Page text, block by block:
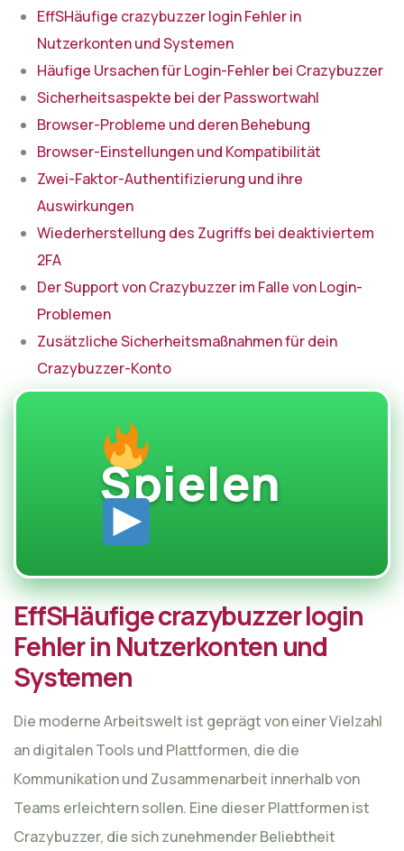
EffSHäufige crazybuzzer login Fehler in
Nutzerkonten und Systemen
Häufige Ursachen für Login-Fehler bei Crazybuzzer
Sicherheitsaspekte bei der Passwortwahl
Browser-Probleme und deren Behebung
Browser-Einstellungen und Kompatibilität
Zwei-Faktor-Authentifizierung und ihre
Auswirkungen
Wiederherstellung des Zugriffs bei deaktiviertem
2FA
Der Support von Crazybuzzer im Falle von Login-
Problemen
Zusätzliche Sicherheitsmaßnahmen für dein
Crazybuzzer-Konto
Spielen
EffSHäufige crazybuzzer login
Fehler in Nutzerkonten und
Systemen
Die moderne Arbeitswelt ist geprägt von einer Vielzahl
an digitalen Tools und Plattformen, die die
Kommunikation und Zusammenarbeit innerhalb von
Teams erleichtern sollen. Eine dieser Plattformen ist
Crazybuzzer, die sich zunehmender Beliebtheit